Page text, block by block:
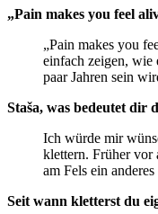
„Pain makes you feel
„Pain makes you
einfach zeigen, wie
paar Jahren sein
Staša, was bedeutet dir
Ich würde mir
klettern. Früher vor
am Fels ein
Seit wann kletterst du